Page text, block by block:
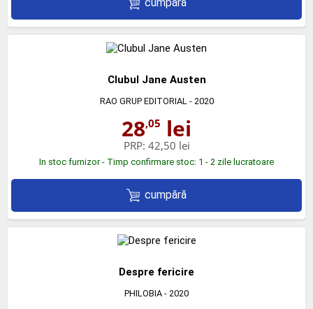
cumpără
Clubul Jane Austen
RAO GRUP EDITORIAL - 2020
28,05 lei
PRP: 42,50 lei
In stoc furnizor - Timp confirmare stoc: 1 - 2 zile lucratoare
cumpără
Despre fericire
PHILOBIA - 2020